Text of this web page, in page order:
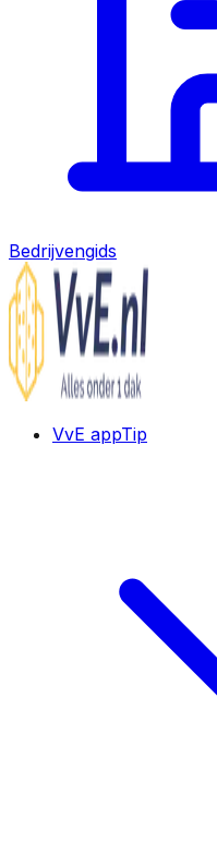
Bedrijvengids
VvE appTip